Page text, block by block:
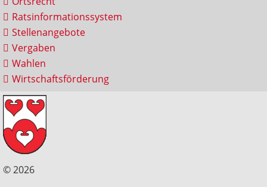
Ratsinformationssystem
Stellenangebote
Vergaben
Wahlen
Wirtschaftsförderung
© 2026